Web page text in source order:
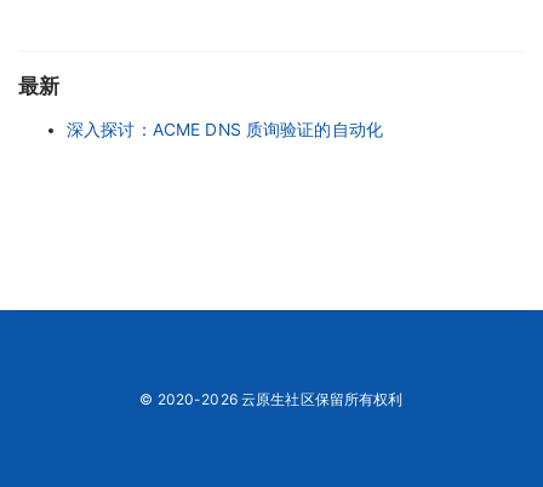
最新
深入探讨：ACME DNS 质询验证的自动化
© 2020-2026 云原生社区保留所有权利